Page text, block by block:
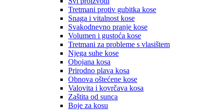
Tretmani protiv gubitka kose
Snaga i vitalnost kose
Svakodnevno pranje kose
Volumen i gustoća kose
Tretmani za probleme s vlasištem
Njega suhe kose
Obojana kosa
Prirodno plava kosa
Obnova oštećene kose
Valovita i kovrčava kosa
Zaštita od sunca
Boje za kosu